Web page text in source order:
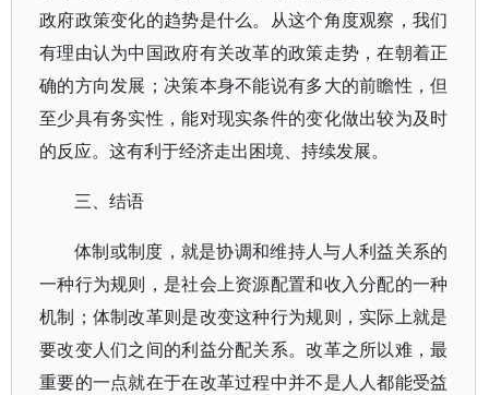
政府政策变化的趋势是什么。从这个角度观察，我们
有理由认为中国政府有关改革的政策走势，在朝着正
确的方向发展；决策本身不能说有多大的前瞻性，但
至少具有务实性，能对现实条件的变化做出较为及时
的反应。这有利于经济走出困境、持续发展。
三、结语
体制或制度，就是协调和维持人与人利益关系的
一种行为规则，是社会上资源配置和收入分配的一种
机制；体制改革则是改变这种行为规则，实际上就是
要改变人们之间的利益分配关系。改革之所以难，最
重要的一点就在于在改革过程中并不是人人都能受益